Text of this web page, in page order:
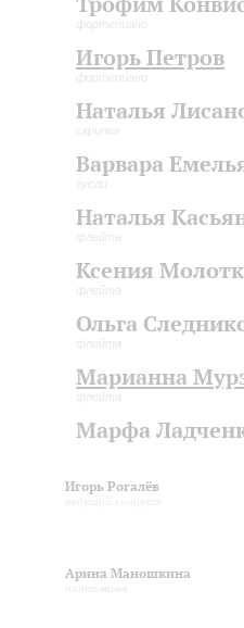
фортепиано
Игорь Петров
фортепиано
Наталья
скрипка
Варвара
гусли
Наталья
флейта
Ксения
флейта
Ольга
флейта
Марианна
флейта
Марфа
Игорь Рогалёв
Арина Маношкина